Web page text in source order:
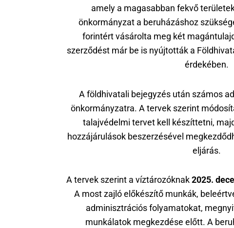
amely a magasabban fekvő
önkormányzat a beruházáshoz
forintért vásárolta meg két
szerződést már be is nyújtották a
érdekében.
A földhivatali bejegyzés után számos
önkormányzatra. A tervek szerint
talajvédelmi tervet kell készíttetni,
hozzájárulások beszerzésével
eljárás.
A tervek szerint a víztározóknak2025.
A most zajló előkészítő munkák,
adminisztrációs folyamatokat,
munkálatok megkezdése előtt. A